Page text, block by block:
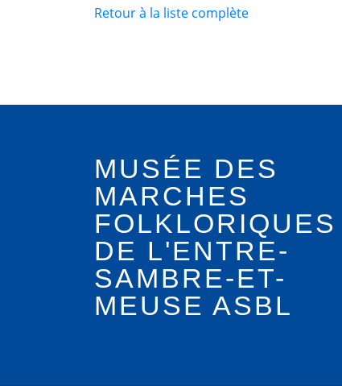
Retour à la liste complète
MUSÉE DES
MARCHES
FOLKLORIQUES
DE L'ENTRE-
SAMBRE-ET-
MEUSE ASBL